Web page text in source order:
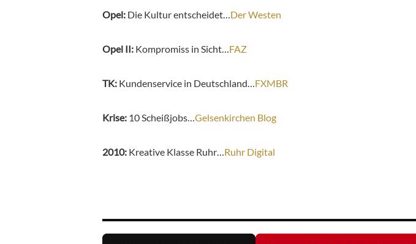
Opel: Die Kultur entscheidet… Der Westen
Opel II: Kompromiss in Sicht… FAZ
TK: Kundenservice in Deutschland… FXMBR
Krise: 10 Scheißjobs… Gelsenkirchen Blog
2010: Kreative Klasse Ruhr… Ruhr Digital